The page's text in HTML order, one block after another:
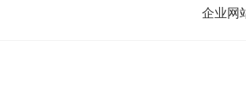
企业网